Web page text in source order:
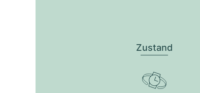
Zustand